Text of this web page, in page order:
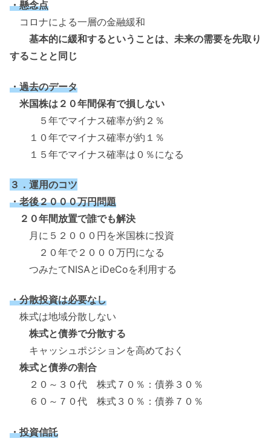
・懸念点
コロナによる一層の金融緩和
基本的に緩和するということは、未来の需要を先取り
することと同じ
・過去のデータ
米国株は２０年間保有で損しない
５年でマイナス確率が約２％
１０年でマイナス確率が約１％
１５年でマイナス確率は０％になる
３．運用のコツ
・老後２０００万円問題
２０年間放置で誰でも解決
月に５２０００円を米国株に投資
２０年で２０００万円になる
つみたてNISAとiDeCoを利用する
・分散投資は必要なし
株式は地域分散しない
株式と債券で分散する
キャッシュポジションを高めておく
株式と債券の割合
２０～３０代 株式７０％：債券３０％
６０～７０代 株式３０％：債券７０％
・投資信託